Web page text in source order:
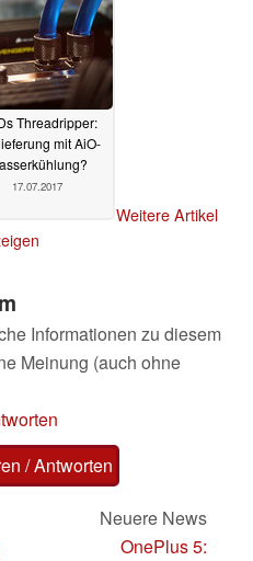
Threadripper:
mit AiO-
17.07.2017
Weitere Artikel
Informationen zu diesem
Meinung (auch ohne
/ Antworten
Neuere News
OnePlus 5: